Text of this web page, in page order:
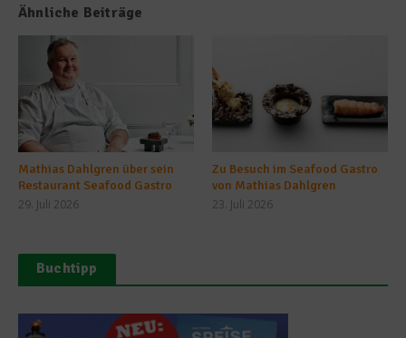
Ähnliche Beiträge
Mathias Dahlgren über sein
Restaurant Seafood Gastro
29. Juli 2026
Zu Besuch im Seafood Gastro
von Mathias Dahlgren
23. Juli 2026
Buchtipp